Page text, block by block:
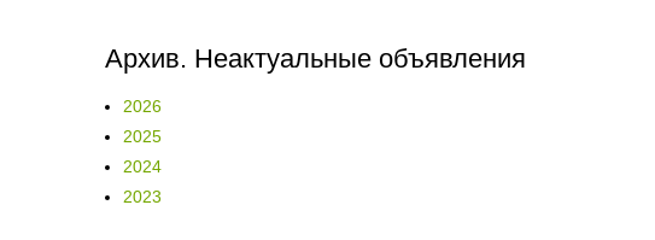
Архив. Неактуальные объявления
2026
2025
2024
2023